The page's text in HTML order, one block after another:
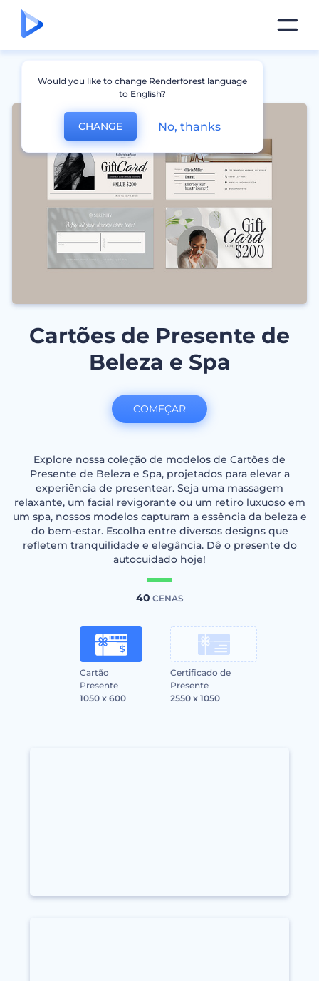
Cartões de Presente de
Beleza e Spa
Explore nossa coleção de modelos de Cartões de
Presente de Beleza e Spa, projetados para elevar a
experiência de presentear. Seja uma massagem
relaxante, um facial revigorante ou um retiro luxuoso em
um spa, nossos modelos capturam a essência da beleza e
do bem-estar. Escolha entre diversos designs que
refletem tranquilidade e elegância. Dê o presente do
autocuidado hoje!
40 CENAS
Cartão
Presente
1050 x 600
Certificado de
Presente
2550 x 1050
COMEÇAR
Would you like to change Renderforest language
to English?
CHANGE No, thanks